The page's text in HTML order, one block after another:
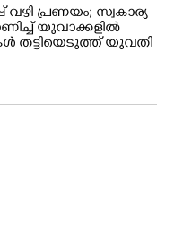
വഴി പ്രണയം; സ്വകാര്യ
യുവാക്കളിൽ
തട്ടിയെടുത്ത് യുവതി